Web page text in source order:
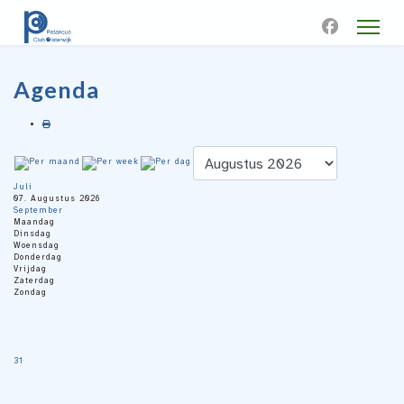
Agenda
Juli
07. Augustus 2026
September
Maandag
Dinsdag
Woensdag
Donderdag
Vrijdag
Zaterdag
Zondag
31